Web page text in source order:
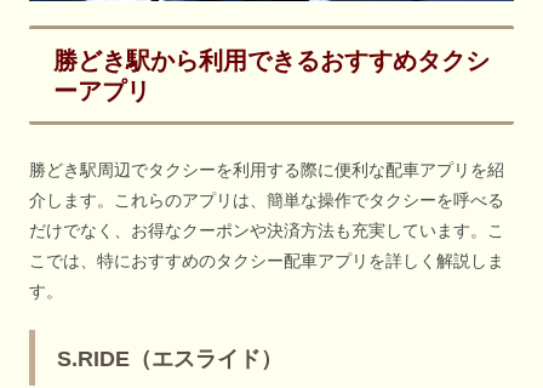
勝どき駅から利用できるおすすめタクシ
ーアプリ
勝どき駅周辺でタクシーを利用する際に便利な配車アプリを紹
介します。これらのアプリは、簡単な操作でタクシーを呼べる
だけでなく、お得なクーポンや決済方法も充実しています。こ
こでは、特におすすめのタクシー配車アプリを詳しく解説しま
す。
S.RIDE（エスライド）